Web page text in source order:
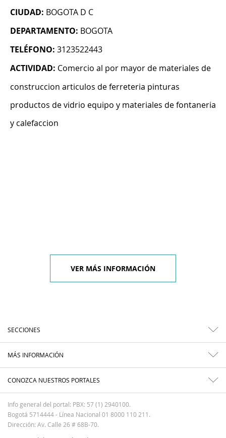
CIUDAD: BOGOTA D C
DEPARTAMENTO: BOGOTA
TELÉFONO: 3123522443
ACTIVIDAD: Comercio al por mayor de materiales de
construccion articulos de ferreteria pinturas
productos de vidrio equipo y materiales de fontaneria
y calefaccion
VER MÁS INFORMACIÓN
SECCIONES
MÁS INFORMACIÓN
CONOZCA NUESTROS PORTALES
Info general del portal: PBX: 57 (1) 2940100.
Bogotá 5714444 - Línea Nacional 01 8000 110 211.
Dirección: Av. Calle 26 # 68B-70.